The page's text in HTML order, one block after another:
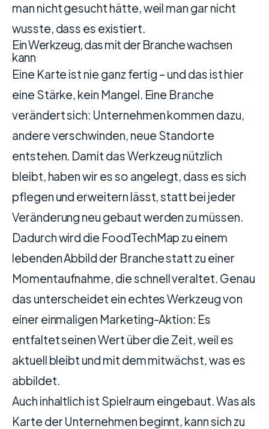
man nicht gesucht hätte, weil man gar nicht
wusste, dass es existiert.
Ein Werkzeug, das mit der Branche wachsen
kann
Eine Karte ist nie ganz fertig – und das ist hier
eine Stärke, kein Mangel. Eine Branche
verändert sich: Unternehmen kommen dazu,
andere verschwinden, neue Standorte
entstehen. Damit das Werkzeug nützlich
bleibt, haben wir es so angelegt, dass es sich
pflegen und erweitern lässt, statt bei jeder
Veränderung neu gebaut werden zu müssen.
Dadurch wird die FoodTechMap zu einem
lebenden Abbild der Branche statt zu einer
Momentaufnahme, die schnell veraltet. Genau
das unterscheidet ein echtes Werkzeug von
einer einmaligen Marketing-Aktion: Es
entfaltet seinen Wert über die Zeit, weil es
aktuell bleibt und mit dem mitwächst, was es
abbildet.
Auch inhaltlich ist Spielraum eingebaut. Was als
Karte der Unternehmen beginnt, kann sich zu